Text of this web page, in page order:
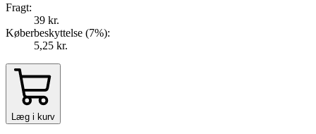
Fragt:
39 kr.
Køberbeskyttelse (7%):
5,25 kr.
Læg i kurv